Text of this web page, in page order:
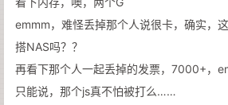
emmm，难怪丢掉那个人说很卡，确实，
搭NAS吗？？
再看下那个人一起丢掉的发票，7000+，
只能说，那个js真不怕被打么……